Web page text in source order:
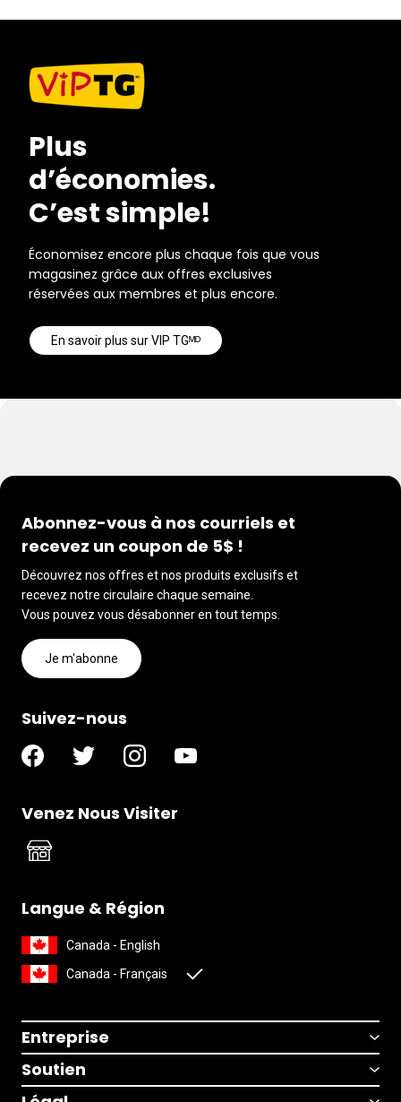
Plus
d’économies.
C’est simple!
Économisez encore plus chaque fois que vous
magasinez grâce aux offres exclusives
réservées aux membres et plus encore.
En savoir plus sur VIP TGᴹᴰ
Abonnez-vous à nos courriels et
recevez un coupon de 5$ !
Découvrez nos offres et nos produits exclusifs et
recevez notre circulaire chaque semaine.
Vous pouvez vous désabonner en tout temps.
Je m'abonne
Suivez-nous
Venez Nous Visiter
Langue & Région
Canada - English
Canada - Français
Entreprise
Soutien